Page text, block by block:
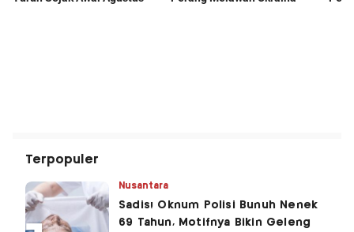
Terpopuler
Nusantara
Sadis! Oknum Polisi Bunuh Nenek
69 Tahun, Motifnya Bikin Geleng